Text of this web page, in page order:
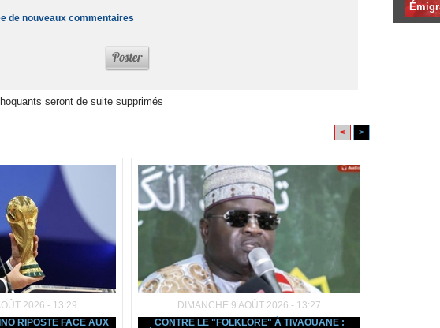
de nouveaux commentaires
seront de suite supprimés
< >
2026 - 13:29
RIPOSTE FACE AUX
DIMANCHE 9 AOÛT 2026 - 13:27
CONTRE LE "FOLKLORE" À TIVAOUANE :